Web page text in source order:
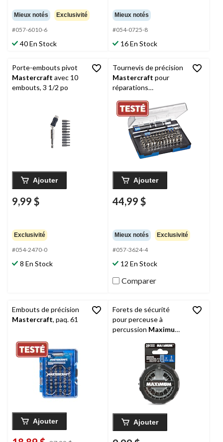
Mieux notés Exclusivité
#057-6010-6
40 En Stock
Mieux notés
#054-0725-8
16 En Stock
Porte-embouts pivot
Mastercraft avec 10
embouts, 3 1/2 po
Ajouter
9,99 $
Exclusivité
#054-2470-0
8 En Stock
Tournevis de précision
Mastercraft pour
réparations
Ajouter
44,99 $
Mieux notés Exclusivité
#057-3624-4
12 En Stock
Comparer
Embouts de précision
Mastercraft, paq. 61
Ajouter
Forets de sécurité
pour perceuse à
percussion Maximum
magnétique, 1 po, 29
Ajouter